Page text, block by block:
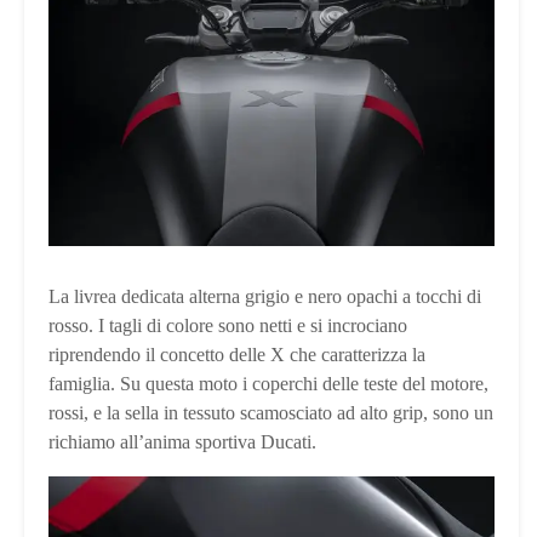
La livrea dedicata alterna grigio e nero opachi a tocchi di
rosso. I tagli di colore sono netti e si incrociano
riprendendo il concetto delle X che caratterizza la
famiglia. Su questa moto i coperchi delle teste del motore,
rossi, e la sella in tessuto scamosciato ad alto grip, sono un
richiamo all’anima sportiva Ducati.